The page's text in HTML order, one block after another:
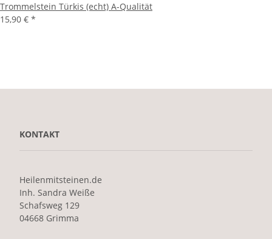
Trommelstein Türkis (echt) A-Qualität
15,90 € *
KONTAKT
Heilenmitsteinen.de
Inh. Sandra Weiße
Schafsweg 129
04668 Grimma